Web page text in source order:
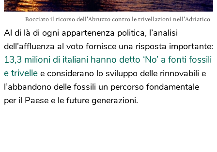
Bocciato il ricorso dell'Abruzzo contro le trivellazioni nell'Adriatico
Al di là di ogni appartenenza politica, l’analisi
dell’affluenza al voto fornisce una risposta importante:
13,3 milioni di italiani hanno detto ‘No’ a fonti fossili
e trivelle e considerano lo sviluppo delle rinnovabili e
l’abbandono delle fossili un percorso fondamentale
per il Paese e le future generazioni.